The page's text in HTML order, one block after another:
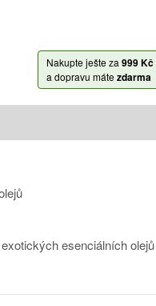
Nakupte ješte za 999 Kč
a dopravu mátezdarma
esenciálních